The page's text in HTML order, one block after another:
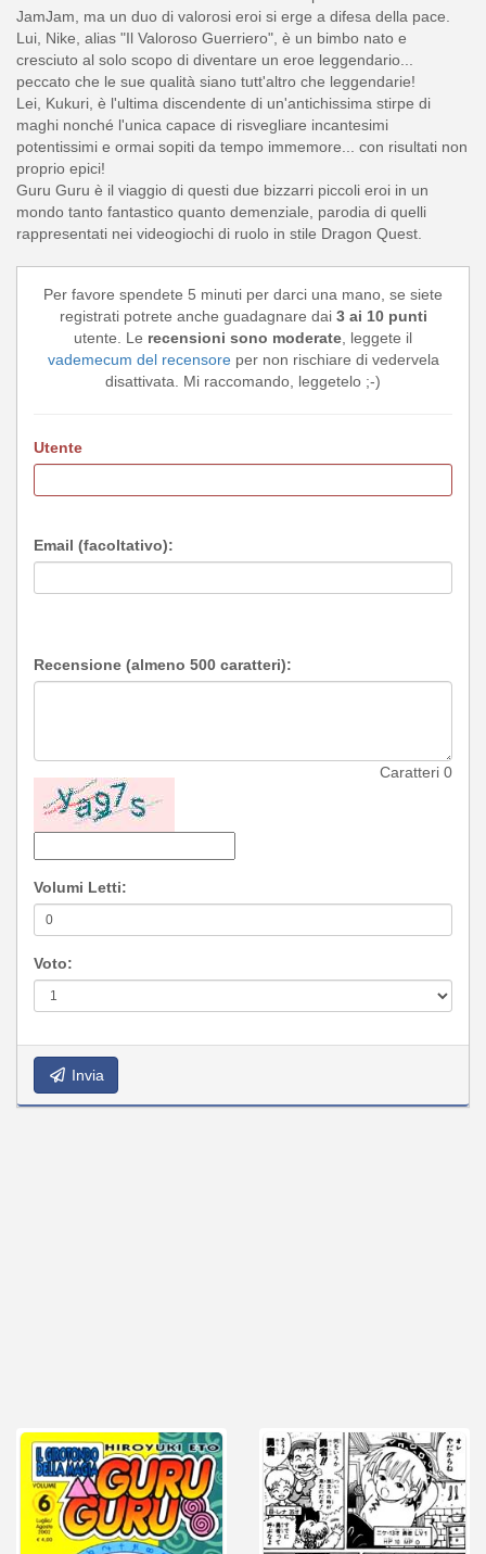
JamJam, ma un duo di valorosi eroi si erge a difesa della pace.
Lui, Nike, alias "Il Valoroso Guerriero", è un bimbo nato e
cresciuto al solo scopo di diventare un eroe leggendario...
peccato che le sue qualità siano tutt'altro che leggendarie!
Lei, Kukuri, è l'ultima discendente di un'antichissima stirpe di
maghi nonché l'unica capace di risvegliare incantesimi
potentissimi e ormai sopiti da tempo immemore... con risultati non
proprio epici!
Guru Guru è il viaggio di questi due bizzarri piccoli eroi in un
mondo tanto fantastico quanto demenziale, parodia di quelli
rappresentati nei videogiochi di ruolo in stile Dragon Quest.
Per favore spendete 5 minuti per darci una mano, se siete
registrati potrete anche guadagnare dai 3 ai 10 punti
utente. Le recensioni sono moderate, leggete il
vademecum del recensoreper non rischiare di vedervela
disattivata. Mi raccomando, leggetelo ;-)
Utente
Email (facoltativo):
Recensione (almeno 500 caratteri):
Caratteri 0
Volumi Letti:
Voto:
Invia